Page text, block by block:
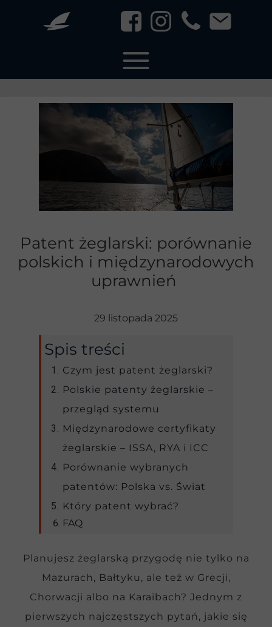
Planujesz żeglarską przygodę nie tylko na
Mazurach, Bałtyku, ale też w Grecji,
Chorwacji albo na Karaibach? Jednym z
pierwszych najczęstszych pytań, jakie się
29 listopada 2025
Spis treści
Czym jest patent żeglarski?
Polskie patenty żeglarskie –
przegląd systemu
Międzynarodowe certyfikaty
żeglarskie – ISSA, RYA i ICC
Porównanie wybranych
patentów: Polska vs. Świat
Który patent wybrać?
FAQ
Patent żeglarski: porównanie
polskich i międzynarodowych
uprawnień